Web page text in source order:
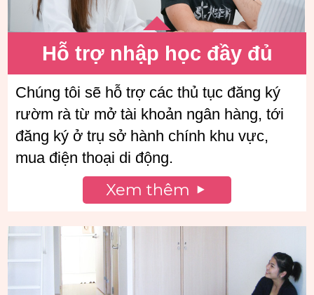
Hỗ trợ nhập học đầy đủ
Chúng tôi sẽ hỗ trợ các thủ tục đăng ký
rườm rà từ mở tài khoản ngân hàng, tới
đăng ký ở trụ sở hành chính khu vực,
mua điện thoại di động.
Xem thêm